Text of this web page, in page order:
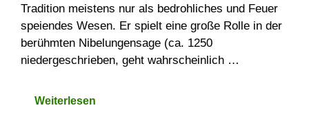
Tradition meistens nur als bedrohliches und Feuer
speiendes Wesen. Er spielt eine große Rolle in der
berühmten Nibelungensage (ca. 1250
niedergeschrieben, geht wahrscheinlich …
Weiterlesen